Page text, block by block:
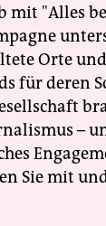
mit "Alles
Orte
für deren
–
Sie mit